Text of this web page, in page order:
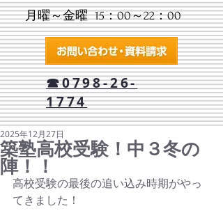
月曜～金曜 15：00～22：00​
☎0798-26-
1774
築塾高校受験！中３冬の
陣！！
2025年12月27日
高校受験の最後の追い込み時期がやっ
てきました！